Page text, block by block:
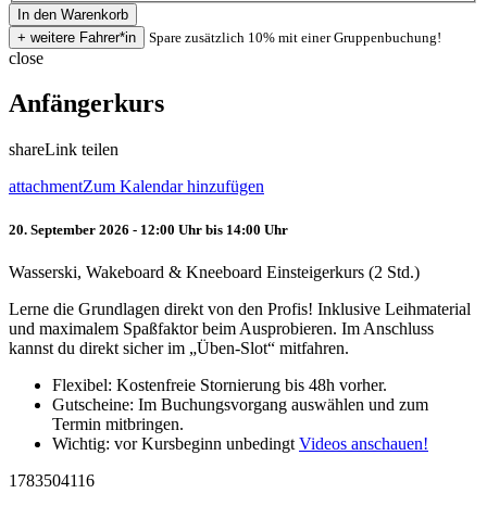
Spare zusätzlich 10% mit einer Gruppenbuchung!
close
Anfängerkurs
shareLink teilen
attachmentZum Kalendar hinzufügen
20. September 2026 - 12:00 Uhr bis 14:00 Uhr
Wasserski, Wakeboard & Kneeboard Einsteigerkurs (2 Std.)
Lerne die Grundlagen direkt von den Profis! Inklusive Leihmaterial
und maximalem Spaßfaktor beim Ausprobieren. Im Anschluss
kannst du direkt sicher im „Üben-Slot“ mitfahren.
Flexibel: Kostenfreie Stornierung bis 48h vorher.
Gutscheine: Im Buchungsvorgang auswählen und zum
Termin mitbringen.
Wichtig: vor Kursbeginn unbedingt Videos anschauen!
1783504116